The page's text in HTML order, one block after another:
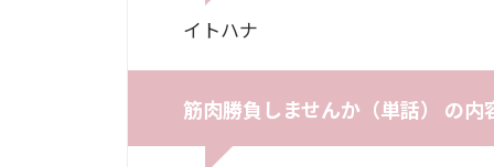
イトハナ
筋肉勝負しませんか（単話） の内